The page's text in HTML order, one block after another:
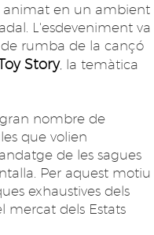
animat en un ambient
L'esdeveniment va
rumba de la cançó
Story, la temàtica
nombre de
que volien
de les sagues
Per aquest motiu
exhaustives dels
mercat dels Estats